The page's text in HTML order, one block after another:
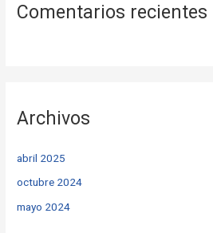
Comentarios recientes
Archivos
abril 2025
octubre 2024
mayo 2024